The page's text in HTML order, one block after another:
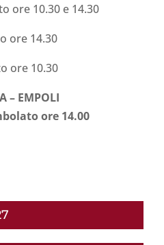
ore 10.30 e 14.30
ore 14.30
ore 10.30
– EMPOLI
ore 14.00